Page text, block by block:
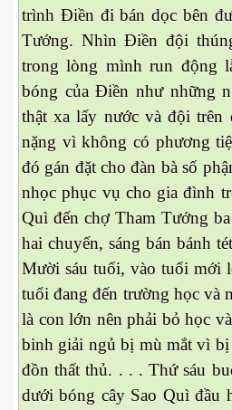
trình Điền đi bán dọc bên
Tướng. Nhìn Điền đội
trong lòng mình run động
bóng của Điền như những
thật xa lấy nước và đội trên
nặng vì không có phương
đó gán đặt cho đàn bà số
nhọc phục vụ cho gia đình
Quì đến chợ Tham Tướng
hai chuyến, sáng bán bánh
Mười sáu tuổi, vào tuổi mới
tuổi đang đến trường học
là con lớn nên phải bỏ học
binh giải ngủ bị mù mắt vì
đồn thất thủ. . . . Thứ sáu
dưới bóng cây Sao Quì đầu
14
15